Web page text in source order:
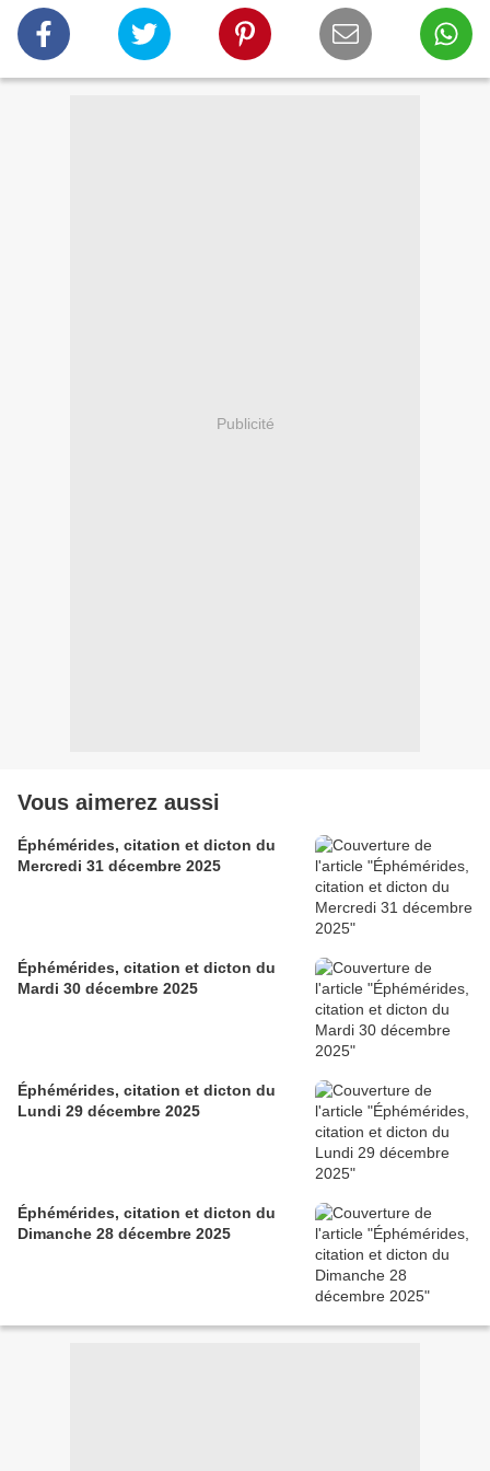
Publicité
Vous aimerez aussi
Éphémérides, citation et dicton du
Mercredi 31 décembre 2025
Éphémérides, citation et dicton du
Mardi 30 décembre 2025
Éphémérides, citation et dicton du
Lundi 29 décembre 2025
Éphémérides, citation et dicton du
Dimanche 28 décembre 2025